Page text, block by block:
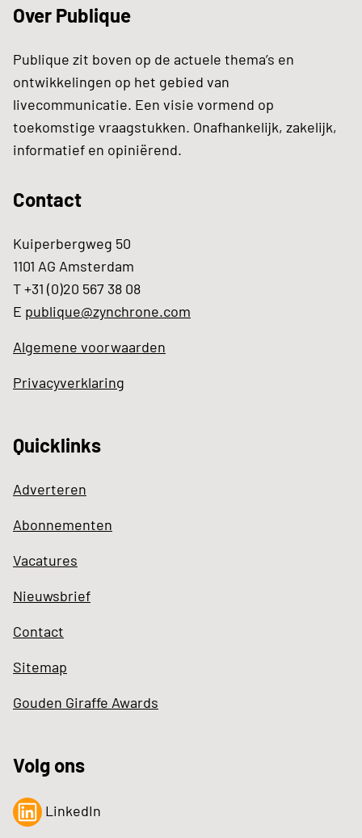
Over Publique
Publique zit boven op de actuele thema’s en
ontwikkelingen op het gebied van
livecommunicatie. Een visie vormend op
toekomstige vraagstukken. Onafhankelijk, zakelijk,
informatief en opiniërend.
Contact
Kuiperbergweg 50
1101 AG Amsterdam
T +31 (0)20 567 38 08
E publique@zynchrone.com
Algemene voorwaarden
Privacyverklaring
Quicklinks
Adverteren
Abonnementen
Vacatures
Nieuwsbrief
Contact
Sitemap
Gouden Giraffe Awards
Volg ons
LinkedIn